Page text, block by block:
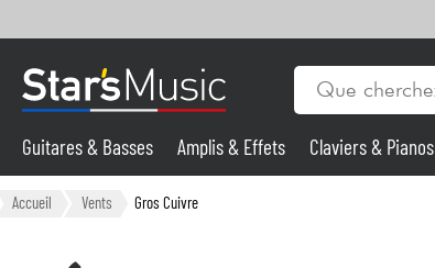
Guitares & Basses
Guitares & Basses Amplis & Effets Claviers & Pianos
Accueil Vents Gros Cuivre